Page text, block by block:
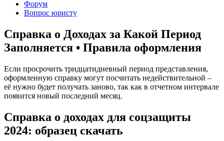
Форум
Вопрос юристу
Справка о Доходах за Какой Период
Заполняется • Правила оформления
Если просрочить тридцатидневный период представления,
оформленную справку могут посчитать недействительной –
её нужно будет получать заново, так как в отчетном интервале
появится новый последний месяц.
Справка о доходах для соцзащиты
2024: образец скачать